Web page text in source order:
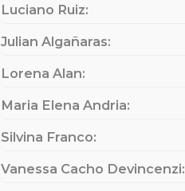
Luciano Ruiz:
Julian Algañaras:
Lorena Alan:
Maria Elena Andria:
Silvina Franco:
Vanessa Cacho Devincenzi: